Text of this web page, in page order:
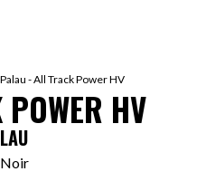
Palau - All Track Power HV
HV